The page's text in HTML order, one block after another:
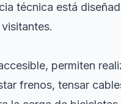
técnica está
permiten
frenos, tensar